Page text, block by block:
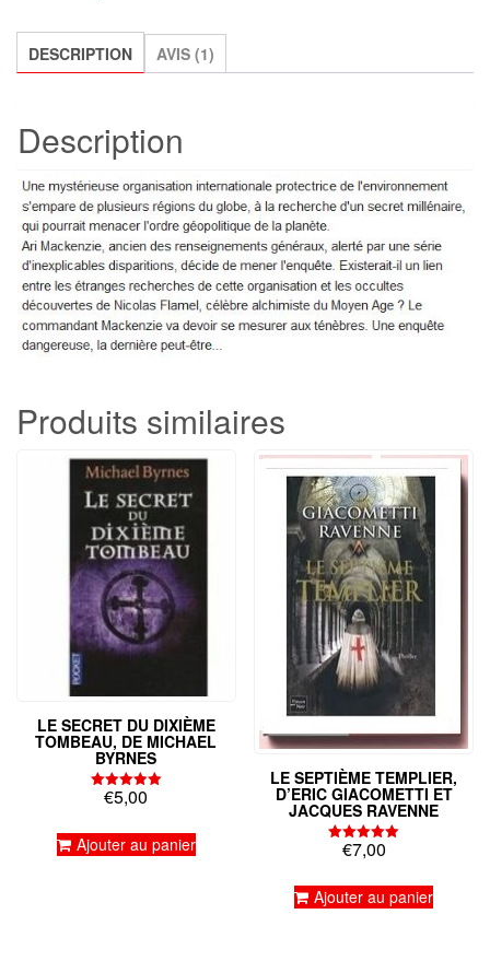
vide,
d'Henri
DESCRIPTION AVIS (1)
Description
Produits similaires
LE SECRET DU DIXIÈME
TOMBEAU, DE MICHAEL
BYRNES
Note
5.00
€5,00
Ajouter au panier
LE SEPTIÈME TEMPLIER,
D’ERIC GIACOMETTI ET
JACQUES RAVENNE
Note
5.00
€7,00
Ajouter au panier